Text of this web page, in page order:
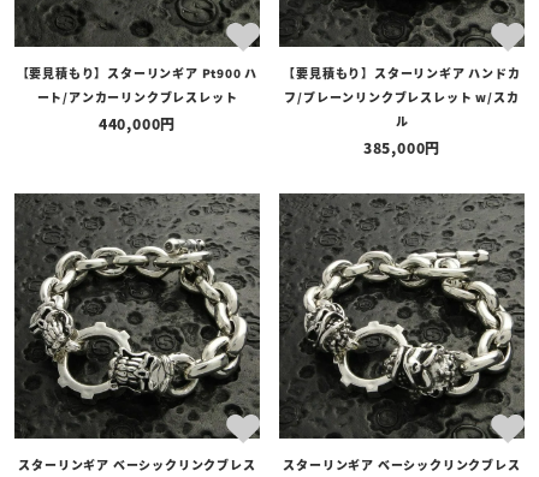
【要見積もり】スターリンギア Pt900 ハ
ート/アンカーリンクブレスレット
440,000
【要見積もり】スターリンギア ハンドカ
フ/プレーンリンクブレスレット w/スカ
ル
385,000
スターリンギア ベーシックリンクブレス
スターリンギア ベーシックリンクブレス